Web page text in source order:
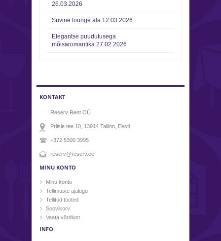
26.03.2026
Suvine lounge ala 12.03.2026
Elegantse puudutusega
mõisaromantika 27.02.2026
KONTAKT
Reserv Rent OÜ
Priisle tee 10, 13914 Tallinn , Eesti
+372 5300 3995
reserv@reserv.ee
MINU KONTO
Minu konto
Tellimuste ajalugu
Tellitud tooted
Soovikorv
Vaata võrdlust
INFO